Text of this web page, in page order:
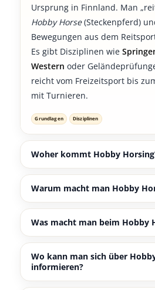
Ursprung in Finnland. Man
Hobby Horse(Steckenpferd)
Bewegungen aus dem
Es gibt Disziplinen wie
Western oder
reicht vom Freizeitsport bis
mit Turnieren.
Grundlagen Disziplinen
Woher kommt Hobby
Warum macht man Hobby
Was macht man beim Hobby
Wo kann man sich über
informieren?